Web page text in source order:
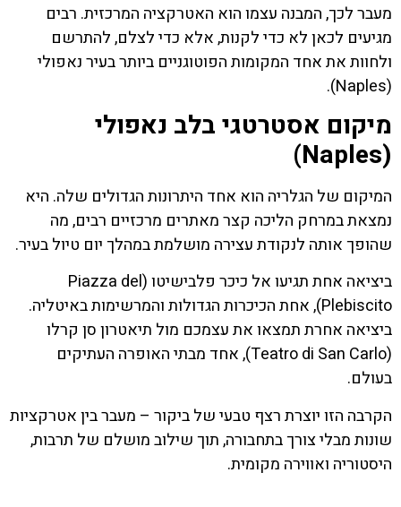
מעבר לכך, המבנה עצמו הוא האטרקציה המרכזית. רבים
מגיעים לכאן לא כדי לקנות, אלא כדי לצלם, להתרשם
ולחוות את אחד המקומות הפוטוגניים ביותר בעיר נאפולי
(Naples).
מיקום אסטרטגי בלב נאפולי
(Naples)
המיקום של הגלריה הוא אחד היתרונות הגדולים שלה. היא
נמצאת במרחק הליכה קצר מאתרים מרכזיים רבים, מה
שהופך אותה לנקודת עצירה מושלמת במהלך יום טיול בעיר.
ביציאה אחת תגיעו אל כיכר פלבישיטו (Piazza del
Plebiscito), אחת הכיכרות הגדולות והמרשימות באיטליה.
ביציאה אחרת תמצאו את עצמכם מול תיאטרון סן קרלו
(Teatro di San Carlo), אחד מבתי האופרה העתיקים
בעולם.
הקרבה הזו יוצרת רצף טבעי של ביקור – מעבר בין אטרקציות
שונות מבלי צורך בתחבורה, תוך שילוב מושלם של תרבות,
היסטוריה ואווירה מקומית.